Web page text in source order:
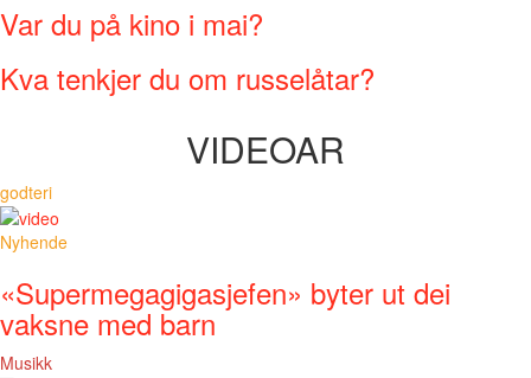
Var du på kino i mai?
Kva tenkjer du om russelåtar?
VIDEOAR
godteri
Nyhende
«Supermegagigasjefen» byter ut dei
vaksne med barn
Musikk